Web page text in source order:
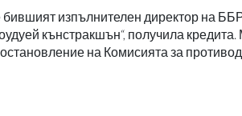
изпълнителен директор на
кънстракшън“, получила
на Комисията за